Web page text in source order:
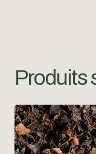
Produits